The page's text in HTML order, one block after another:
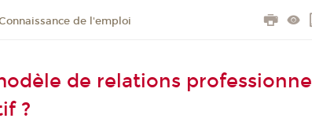
de l'emploi
de relations
?